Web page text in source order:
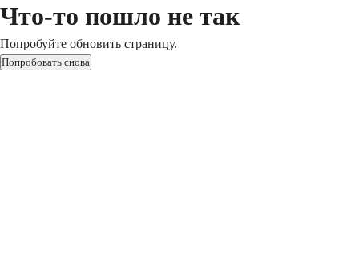
Что-то пошло не так
Попробуйте обновить страницу.
Попробовать снова